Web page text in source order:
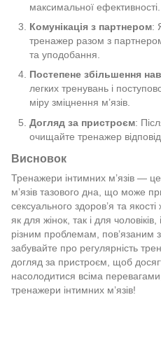
максимальної ефективності.
Комунікація з партнером:
тренажер разом з
та уподобання.
Постепене збільшення
легких тренувань і
міру зміцнення м’язів.
Догляд за пристроєм:
очищайте тренажер
Висновок
Тренажери інтимних м’язів —
м’язів тазового дна, що може
сексуального здоров’я та
як для жінок, так і для
різним проблемам,
забувайте про регулярність
догляд за пристроєм, щоб
насолодитися всіма
тренажери інтимних м’язів!